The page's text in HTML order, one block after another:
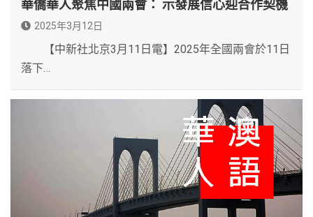
華僑華人聚焦中國兩會： 示發展信心迎合作契機
2025年3月12日
【中新社北京3月11日電】2025年全國兩會於11日
落下…